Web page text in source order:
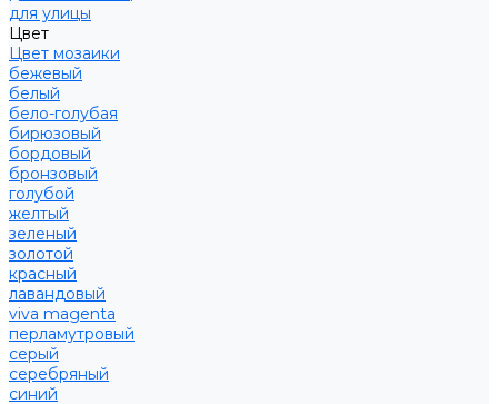
для улицы
Цвет
Цвет мозаики
бежевый
белый
бело-голубая
бирюзовый
бордовый
бронзовый
голубой
желтый
зеленый
золотой
красный
лавандовый
viva magenta
перламутровый
серый
серебряный
синий